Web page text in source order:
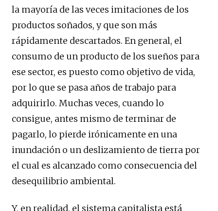
la mayoría de las veces imitaciones de los
productos soñados, y que son más
rápidamente descartados. En general, el
consumo de un producto de los sueños para
ese sector, es puesto como objetivo de vida,
por lo que se pasa años de trabajo para
adquirirlo. Muchas veces, cuando lo
consigue, antes mismo de terminar de
pagarlo, lo pierde irónicamente en una
inundación o un deslizamiento de tierra por
el cual es alcanzado como consecuencia del
desequilibrio ambiental.
Y, en realidad, el sistema capitalista está